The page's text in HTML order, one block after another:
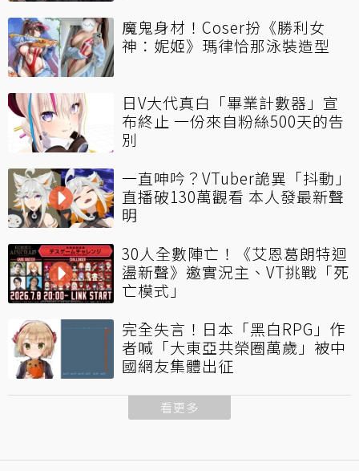
魔鬼身材！Coser扮《勝利女
神：妮姬》瑪律恰那泳裝造型
日V大代真白「畢業計數器」宣
布終止 一份來自粉絲500天的告
別
一直呻吟？VTuber詭異「抖動」
直播破130萬觀看 本人發最新聲
明
30人全數陣亡！《艾恩葛朗特迴
盪新聲》邀實況主、VT挑戰「死
亡模式」
完全失言！日本「黑白RPG」作
者喊「大東亞共榮圈萬歲」被中
國網友集體出征
看更多